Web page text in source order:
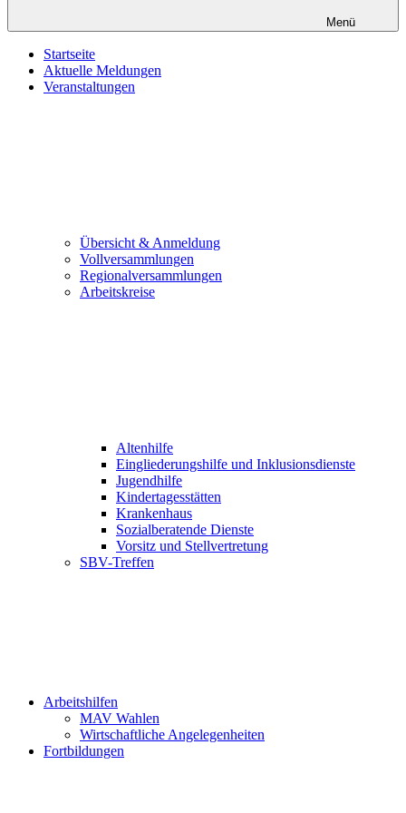
Menü
Startseite
Aktuelle Meldungen
Veranstaltungen
Übersicht & Anmeldung
Vollversammlungen
Regionalversammlungen
Arbeitskreise
Altenhilfe
Eingliederungshilfe und Inklusionsdienste
Jugendhilfe
Kindertagesstätten
Krankenhaus
Sozialberatende Dienste
Vorsitz und Stellvertretung
SBV-Treffen
Arbeitshilfen
MAV Wahlen
Wirtschaftliche Angelegenheiten
Fortbildungen